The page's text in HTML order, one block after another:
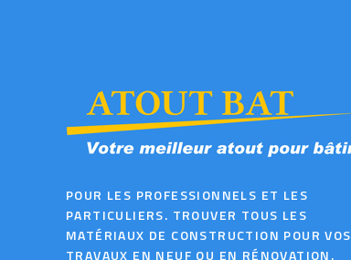
POUR LES PROFESSIONNELS ET LES
PARTICULIERS. TROUVER TOUS LES
MATÉRIAUX DE CONSTRUCTION POUR VOS
TRAVAUX EN NEUF OU EN RÉNOVATION.